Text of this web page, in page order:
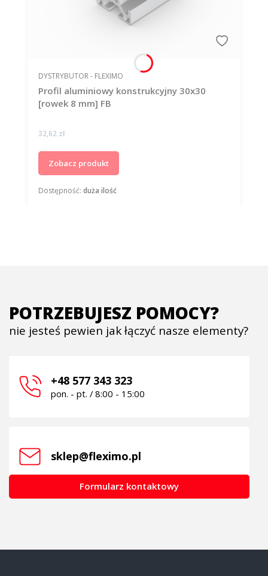
Profil aluminiowy konstrukcyjny 30x30
[rowek 8 mm] FB
PRODUCENT
DYSTRYBUTOR - FLEXIMO
Cena
32,62 zł
Zobacz produkt
Dostępność: duża ilość
POTRZEBUJESZ POMOCY?
nie jesteś pewien jak łączyć nasze elementy?
+48 577 343 323
pon. - pt. / 8:00 - 15:00
sklep@fleximo.pl
Formularz kontaktowy